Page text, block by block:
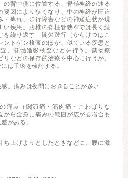
の背中側に位置する、脊髄神経の通る
要因により狭くなり、中の神経が圧迫
・痺れ、歩行障害などの神経症状が現
い疾患。腰椎の脊柱管狭窄では長く続
を繰り返す「間欠跛行（かんけつはこ
ントゲン検査のほか、似ている疾患と
、脊髄造影検査などを行う。薬物療
などの保存的治療を中心に行うが、
は手術を検討する。
。痛みは夜間におきることが多い
痛み（関節痛・筋肉痛・こわばりな
から全身に痛みの範囲が広がる場合も
がある。
ち上げようとしたときなどに、腰に激